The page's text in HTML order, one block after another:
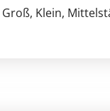
Groß, Klein,